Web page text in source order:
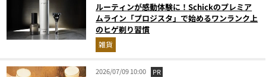
ルーティンが感動体験に！Schickのプレミア
ムライン「プロジスタ」で始めるワンランク上
のヒゲ剃り習慣
雑貨
2026/07/09 10:00 PR